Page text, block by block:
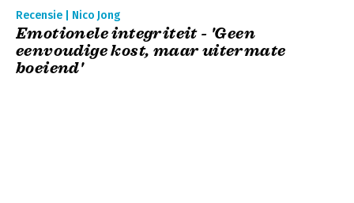
Recensie | Nico Jong
Emotionele integriteit - 'Geen
eenvoudige kost, maar uitermate
boeiend'